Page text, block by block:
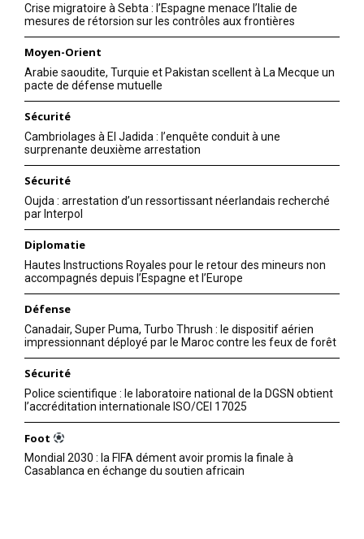
le1.ma
l'information
S'ABONNER MAINTENANT
Insight Publications
Crise migratoire à Sebta : l’Espagne menace l’Italie de
mesures de rétorsion sur les contrôles aux frontières
Moyen-Orient
Arabie saoudite, Turquie et Pakistan scellent à La Mecque un
pacte de défense mutuelle
Sécurité
Cambriolages à El Jadida : l’enquête conduit à une
surprenante deuxième arrestation
Sécurité
Oujda : arrestation d’un ressortissant néerlandais recherché
par Interpol
Diplomatie
Hautes Instructions Royales pour le retour des mineurs non
accompagnés depuis l’Espagne et l’Europe
Défense
Canadair, Super Puma, Turbo Thrush : le dispositif aérien
impressionnant déployé par le Maroc contre les feux de forêt
Sécurité
Police scientifique : le laboratoire national de la DGSN obtient
l’accréditation internationale ISO/CEI 17025
Foot
Mondial 2030 : la FIFA dément avoir promis la finale à
Casablanca en échange du soutien africain